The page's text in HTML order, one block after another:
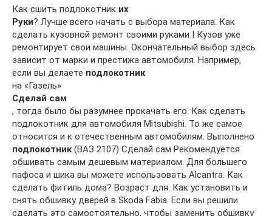
Как сшить подлокотник их
Руки? Лучше всего начать с выбора материала. Как
сделать кузовной ремонт своими руками | Кузов уже
ремонтирует свои машины. Окончательный выбор здесь
зависит от марки и престижа автомобиля. Например,
если вы делаете подлокотник
на «Газель»
Сделай сам
, тогда было бы разумнее прокачать его. Как сделать
подлокотник для автомобиля Mitsubishi. То же самое
относится и к отечественным автомобилям. Выполнено
подлокотник(ВАЗ 2107) Сделай сам Рекомендуется
обшивать самым дешевым материалом. Для большего
пафоса и шика вы можете использовать Alcantra. Как
сделать фитиль дома? Возраст для. Как установить и
снять обшивку дверей в Skoda Fabia. Если вы решили
сделать это самостоятельно, чтобы заменить обшивку